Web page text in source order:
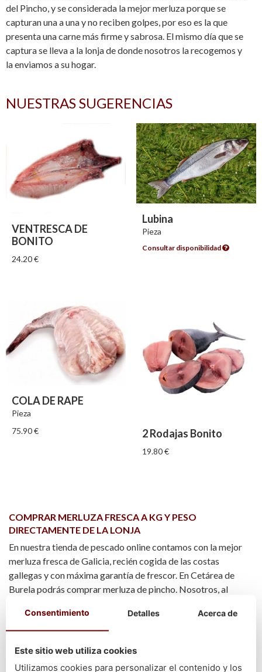
del Pincho, y se considerada la mejor merluza porque se
capturan una a una y no reciben golpes, por eso es la que
presenta una carne más firme y sabrosa. El mismo día que se
captura se lleva a la lonja de donde nosotros la recogemos y
la enviamos a su hogar.
NUESTRAS SUGERENCIAS
VENTRESCA DE
BONITO
24.20€
Lubina
Pieza
Consultar disponibilidad
COLA DE RAPE
Pieza
75.90€ 2 Rodajas Bonito
19.80€
COMPRAR MERLUZA FRESCA A KG Y PESO
DIRECTAMENTE DE LA LONJA
En nuestra tienda de pescado online contamos con la mejor
merluza fresca de Galicia, recién cogida de las costas
gallegas y con máxima garantía de frescor. En Cetárea de
Burela podrás comprar merluza de pincho. Nosotros, al
acaban de recoger, escogemos por ti y te la mandamos a tu
casa o restaurante.
No importa si quieres comprar merluza desde Madrid o
desde Toledo, te hacemos llegar tu encargo en tiempo récord.
Consentimiento Detalles Acerca de
Este sitio web utiliza cookies
Utilizamos cookies para personalizar el contenido y los